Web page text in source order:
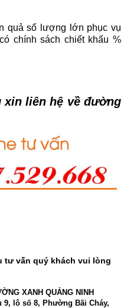
quả số lượng lớn phục vụ
chính sách chiết khấu %
liên hệ về đường
tư vấn quý khách vui lòng
XANH QUẢNG NINH
lô số 8, Phường Bãi Cháy,